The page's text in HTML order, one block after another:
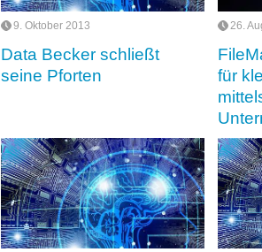
9. Oktober 2013
Data Becker schließt
seine Pforten
26.
für